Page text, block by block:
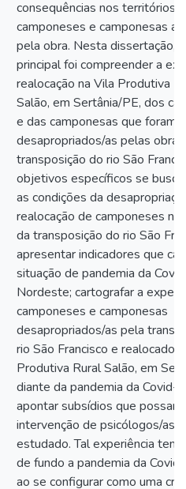
consequências nos territórios
camponeses e camponesas
pela obra. Nesta dissertação,
principal foi compreender a
realocação na Vila Produtiva
Salão, em Sertânia/PE, dos
e das camponesas que foram
desapropriados/as pelas
transposição do rio São
objetivos específicos se
as condições da
realocação de camponeses
da transposição do rio São
apresentar indicadores que
situação de pandemia da
Nordeste; cartografar a
camponeses e camponesas
desapropriados/as pela
rio São Francisco e
Produtiva Rural Salão, em
diante da pandemia da Covid-
apontar subsídios que
intervenção de psicólogos/as
estudado. Tal experiência tem
de fundo a pandemia da
ao se configurar como uma